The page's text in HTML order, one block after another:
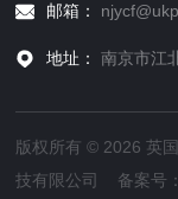
邮箱：
地址： 南京市江
版权所有 © 2026 英
技有限公司 备案号